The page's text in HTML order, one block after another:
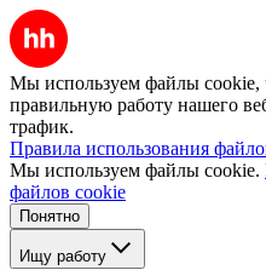
Мы используем файлы cookie,
правильную работу нашего
трафик.
Правила использования
Мы используем файлы cookie.
файлов cookie
Понятно
Ищу работу